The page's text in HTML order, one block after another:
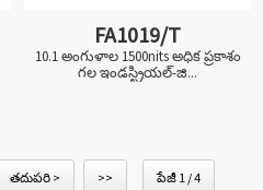
FA1019/T
10.1 అంగుళాల 1500nits అధిక ప్రకాశం
గల ఇండస్ట్రియల్-జి...
తదుపరి > >> పేజీ 1 / 4